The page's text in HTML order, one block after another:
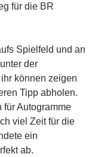
für die BR
Spielfeld und an
der
können zeigen
Tipp abholen.
für Autogramme
viel Zeit für die
ein
ab.